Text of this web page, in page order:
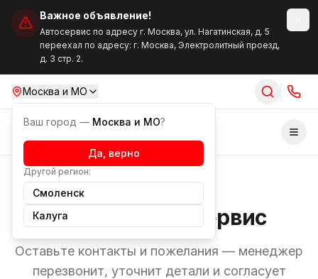
Важное объявление!
Автосервис по адресу г. Москва, ул. Нагатинская, д. 5
переехал по адресу: г. Москва, Электролитный проезд,
д. 3 стр. 2.
Москва и МО
Ваш город — Москва и МО?
Да, верно
Другой регион:
Смоленск
Калуга
Запись
Запись в автосервис
Оставьте контакты и пожелания — менеджер
перезвонит, уточнит детали и согласует